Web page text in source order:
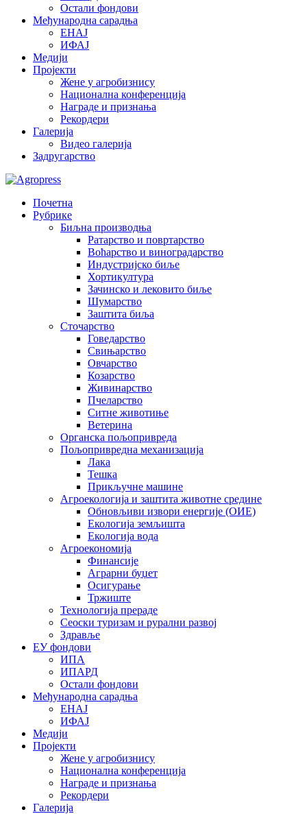
Остали фондови
Међународна сарадња
ЕНАЈ
ИФАЈ
Медији
Пројекти
Жене у агробизнису
Национална конференција
Награде и признања
Рекордери
Галерија
Видео галерија
Задругарство
Почетна
Рубрике
Биљна производња
Ратарство и повртарство
Воћарство и виноградарство
Индустријско биље
Хортикултура
Зачинско и лековито биље
Шумарство
Заштита биља
Сточарство
Говедарство
Свињарство
Овчарство
Козарство
Живинарство
Пчеларство
Ситне животиње
Ветерина
Органска пољопривреда
Пољопривредна механизација
Лака
Тешка
Прикључне машине
Агроекологија и заштита животне средине
Обновљиви извори енергије (ОИЕ)
Екологија земљишта
Екологија вода
Агроекономија
Финансије
Аграрни буџет
Осигурање
Тржиште
Технологија прераде
Сеоски туризам и рурални развој
Здравље
ЕУ фондови
ИПА
ИПАРД
Остали фондови
Међународна сарадња
ЕНАЈ
ИФАЈ
Медији
Пројекти
Жене у агробизнису
Национална конференција
Награде и признања
Рекордери
Галерија